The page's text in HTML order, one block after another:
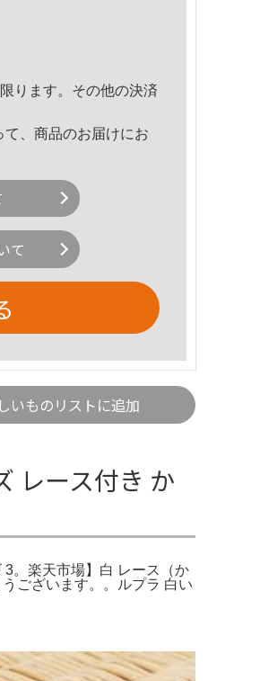
ります。その他の決済
、商品のお届けにお
て
いものリストに追加
レース付き か
。楽天市場】白 レース（か
ございます。。ルプラ 白い